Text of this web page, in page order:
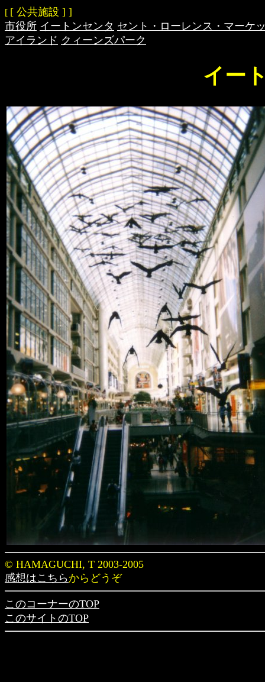
[ [ 公共施設 ] ]
市役所 イートンセンタ セント・ローレンス・マーケ
アイランド クィーンズパーク
イー
© HAMAGUCHI, T 2003-2005
感想はこちらからどうぞ
このコーナーのTOP
このサイトのTOP